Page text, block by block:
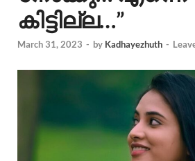
കിട്ടില്ല…”
March 31, 2023 - by Kadhayezhuth -